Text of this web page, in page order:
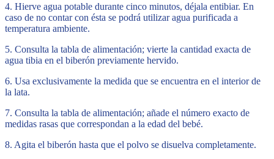
4. Hierve agua potable durante cinco minutos, déjala entibiar. En
caso de no contar con ésta se podrá utilizar agua purificada a
temperatura ambiente.
5. Consulta la tabla de alimentación; vierte la cantidad exacta de
agua tibia en el biberón previamente hervido.
6. Usa exclusivamente la medida que se encuentra en el interior de
la lata.
7. Consulta la tabla de alimentación; añade el número exacto de
medidas rasas que correspondan a la edad del bebé.
8. Agita el biberón hasta que el polvo se disuelva completamente.